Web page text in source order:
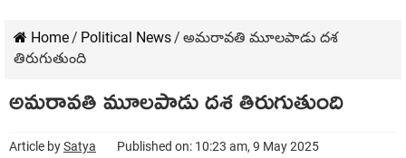
Home/ Political News/ అమరావతి మూలపాడు దశ
తిరుగుతుంది
అమరావతి మూలపాడు దశ తిరుగుతుంది
Article bySatya Published on: 10:23 am, 9 May 2025